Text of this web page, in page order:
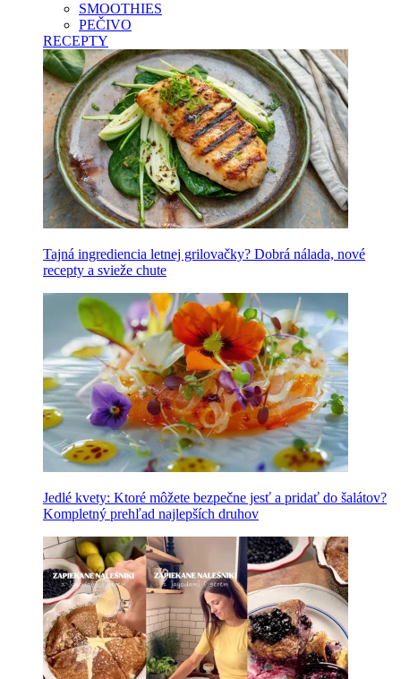
SMOOTHIES
PEČIVO
RECEPTY
Tajná ingrediencia letnej grilovačky? Dobrá nálada, nové
recepty a svieže chute
Jedlé kvety: Ktoré môžete bezpečne jesť a pridať do šalátov?
Kompletný prehľad najlepších druhov